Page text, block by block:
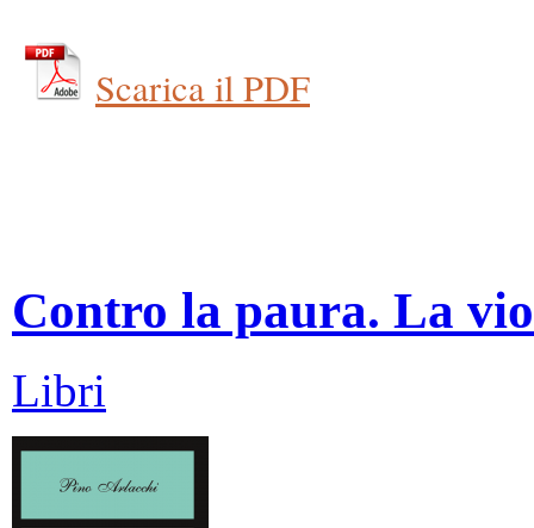
Scarica il PDF
Contro la paura. La
Libri